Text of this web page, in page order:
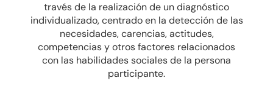
través de la realización de un diagnóstico
individualizado, centrado en la detección de las
necesidades, carencias, actitudes,
competencias y otros factores relacionados
con las habilidades sociales de la persona
participante.